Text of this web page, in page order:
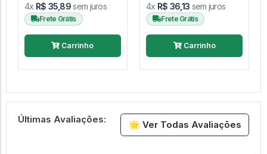
4x R$ 35,89sem juros
Frete Grátis
Carrinho
4x R$ 36,13 sem juros
Frete Grátis
Carrinho
🌟 Ver Todas Avaliações
Últimas Avaliações: